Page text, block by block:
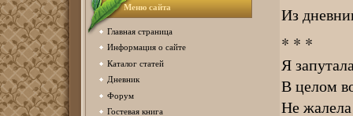
Меню сайта
Главная страница
Информация о сайте
Каталог статей
Дневник
Форум
Гостевая книга
Из
* * *
Я
В целом
Не